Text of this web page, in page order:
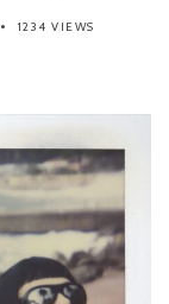
1234 VIEWS